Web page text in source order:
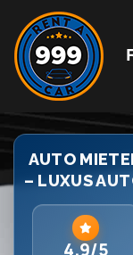
AUTO
– LUXUS
4.9/5